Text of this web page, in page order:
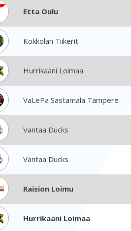
Etta Oulu
Kokkolan Tiikerit
Hurrikaani Loimaa
VaLePa Sastamala Tampere
Vantaa Ducks
Vantaa Ducks
Raision Loimu
Hurrikaani Loimaa